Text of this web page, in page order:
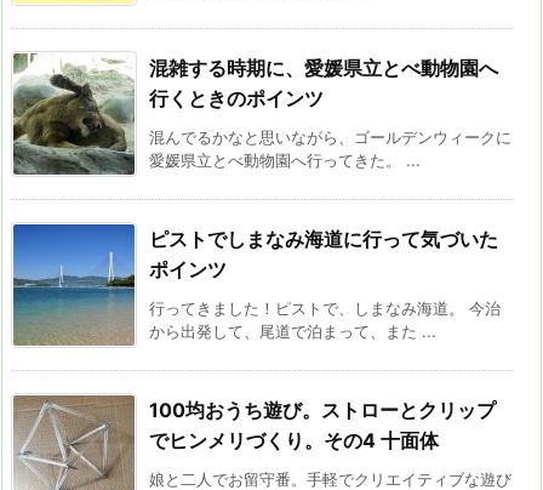
混雑する時期に、愛媛県立とべ動物園へ
行くときのポインツ
混んでるかなと思いながら、ゴールデンウィークに
愛媛県立とべ動物園へ行ってきた。 ...
ピストでしまなみ海道に行って気づいた
ポインツ
行ってきました！ピストで、しまなみ海道。 今治
から出発して、尾道で泊まって、また ...
100均おうち遊び。ストローとクリップ
でヒンメリづくり。その4 十面体
娘と二人でお留守番。手軽でクリエイティブな遊び